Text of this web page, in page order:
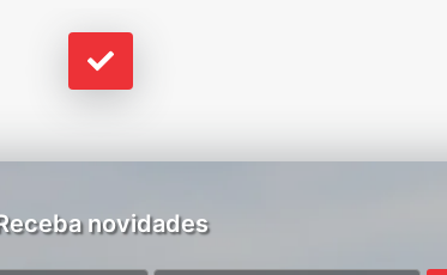
novidades